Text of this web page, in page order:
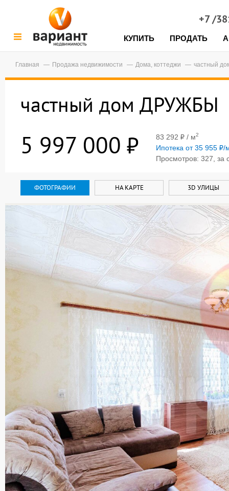
+7 /
КУПИТЬ ПРОДАТЬ
Главная Продажа недвижимости Дома, коттеджи частный
частный дом ДРУЖБЫ
5 997 000 83 292 / м2
Ипотека от 35 955
/
Просмотров: 327, за
ФОТОГРАФИИ НА КАРТЕ 3D УЛИЦЫ